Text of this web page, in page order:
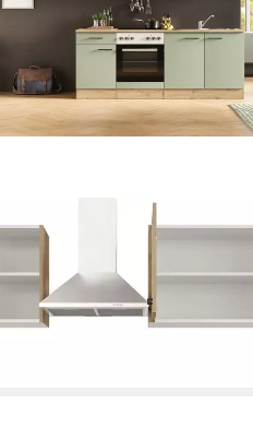
mit und ohne E-Geräten erhältlich,
210 cm
€ UVP809,00 €